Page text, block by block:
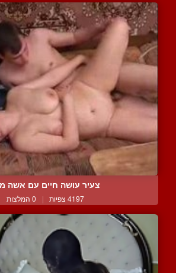
צעיר עושה חיים עם אשה
4197 צפיות | 0 המלצות